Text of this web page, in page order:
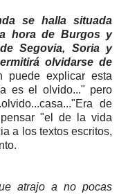
se halla situada
hora de Burgos y
Segovia, Soria y
olvidarse de
puede explicar esta
es el olvido..." pero
de
"el de la vida
a los textos escritos,
atrajo a no pocas